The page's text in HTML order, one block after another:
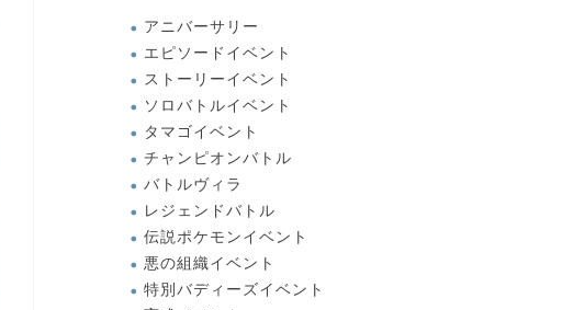
アニバーサリー
エピソードイベント
ストーリーイベント
ソロバトルイベント
タマゴイベント
チャンピオンバトル
バトルヴィラ
レジェンドバトル
伝説ポケモンイベント
悪の組織イベント
特別バディーズイベント